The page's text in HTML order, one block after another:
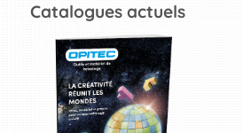
Catalogues actuels